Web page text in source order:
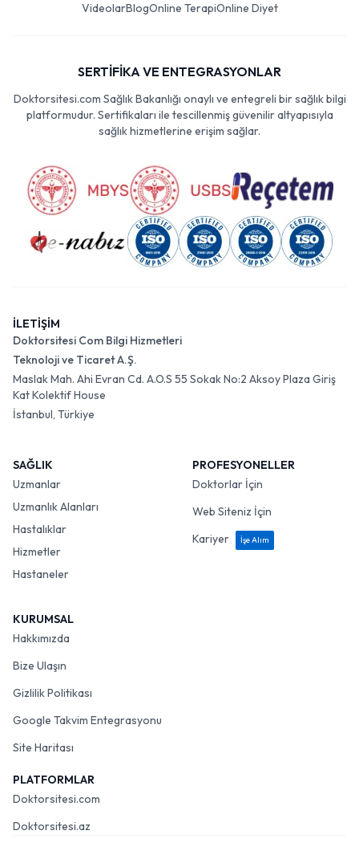
VideolarBlogOnline TerapiOnline Diyet
SERTİFİKA VE ENTEGRASYONLAR
Doktorsitesi.com Sağlık Bakanlığı onaylı ve entegreli bir sağlık bilgi
platformudur. Sertifikaları ile tescillenmiş güvenilir altyapısıyla
sağlık hizmetlerine erişim sağlar.
İLETİŞİM
Doktorsitesi Com Bilgi Hizmetleri
Teknoloji ve Ticaret A.Ş.
Maslak Mah. Ahi Evran Cd. A.O.S 55 Sokak No:2 Aksoy Plaza Giriş
Kat Kolektif House
İstanbul, Türkiye
SAĞLIK
Uzmanlar
Uzmanlık Alanları
Hastalıklar
Hizmetler
Hastaneler
PROFESYONELLER
Doktorlar İçin
Web Siteniz İçin
Kariyer
İşe Alım
KURUMSAL
Hakkımızda
Bize Ulaşın
Gizlilik Politikası
Google Takvim Entegrasyonu
Site Haritası
PLATFORMLAR
Doktorsitesi.com
Doktorsitesi.az